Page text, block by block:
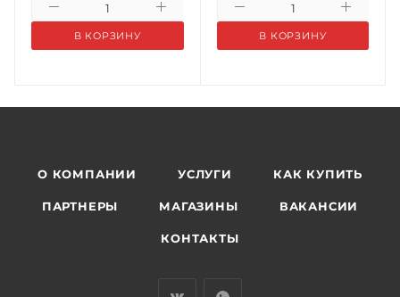
В КОРЗИНУ В КОРЗИНУ
О КОМПАНИИ УСЛУГИ КАК КУПИТЬ
ПАРТНЕРЫ МАГАЗИНЫ ВАКАНСИИ
КОНТАКТЫ